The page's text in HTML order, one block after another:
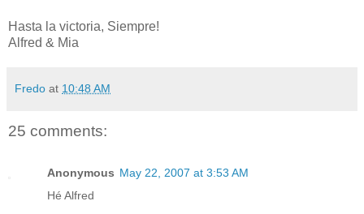
Hasta la victoria, Siempre!
Alfred & Mia
Fredo at 10:48 AM
25 comments:
Anonymous May 22, 2007 at 3:53 AM
Hé Alfred